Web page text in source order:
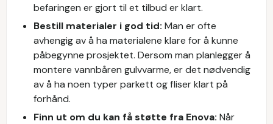
befaringen er gjort til et tilbud er klart.
Bestill materialer i god tid: Man er ofte
avhengig av å ha materialene klare for å kunne
påbegynne prosjektet. Dersom man planlegger å
montere vannbåren gulvvarme, er det nødvendig
av å ha noen typer parkett og fliser klart på
forhånd.
Finn ut om du kan få støtte fra Enova: Når